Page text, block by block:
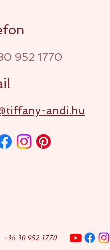
0 952 1770
andi.hu
+36 30 952 1770